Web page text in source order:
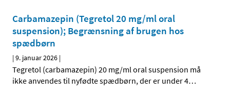
Carbamazepin (Tegretol 20 mg/ml oral
suspension); Begrænsning af brugen hos
spædbørn
|9. januar 2026 |
Tegretol (carbamazepin) 20 mg/ml oral suspension må
ikke anvendes til nyfødte spædbørn, der er under 4…